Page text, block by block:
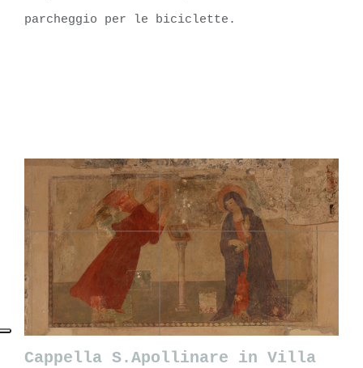
parcheggio per le biciclette.
Cappella S.Apollinare in Villa